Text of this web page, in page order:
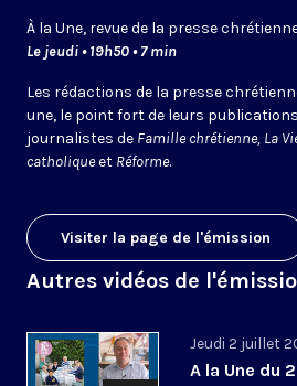
À la Une, revue de la presse
Le jeudi • 19h50 • 7 min
Les rédactions de la presse
une, le point fort de leurs
journalistes de Famille chrétienne, La
catholiqueet Réforme.
Visiter la page de l'émission
Autres vidéos de
Jeudi 2 juillet
A la Une du